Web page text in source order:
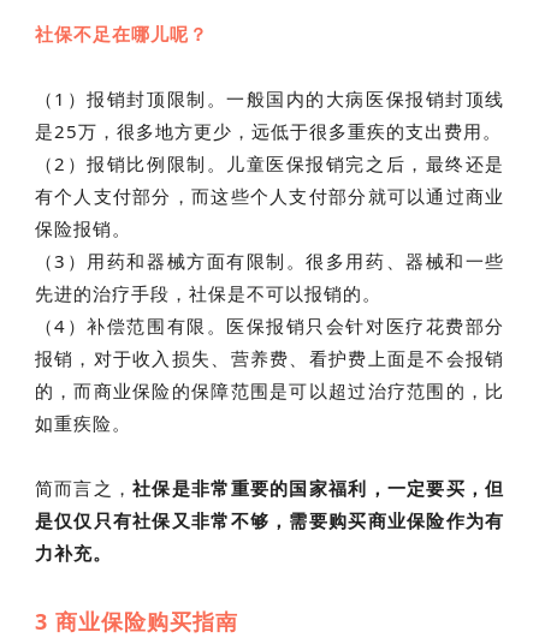
社保不足在哪儿呢？
（1）报销封顶限制。一般国内的大病医保报销封顶线
是25万，很多地方更少，远低于很多重疾的支出费用。
（2）报销比例限制。儿童医保报销完之后，最终还是
有个人支付部分，而这些个人支付部分就可以通过商业
保险报销。
（3）用药和器械方面有限制。很多用药、器械和一些
先进的治疗手段，社保是不可以报销的。
（4）补偿范围有限。医保报销只会针对医疗花费部分
报销，对于收入损失、营养费、看护费上面是不会报销
的，而商业保险的保障范围是可以超过治疗范围的，比
如重疾险。
简而言之，社保是非常重要的国家福利，一定要买，但
是仅仅只有社保又非常不够，需要购买商业保险作为有
力补充。
3 商业保险购买指南